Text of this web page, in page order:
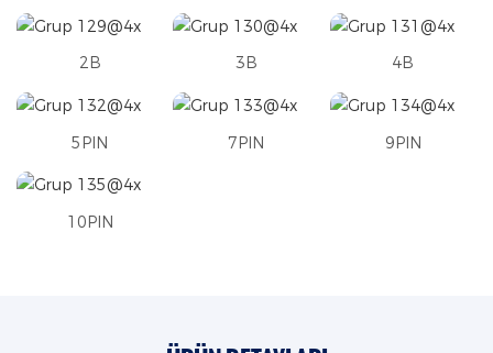
2B 3B 4B
5PIN 7PIN 9PIN
10PIN